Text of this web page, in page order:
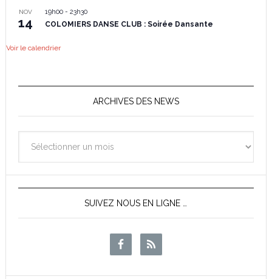
NOV
14
19h00- 23h30
COLOMIERS DANSE CLUB : Soirée Dansante
Voir le calendrier
ARCHIVES DES NEWS
des
News
SUIVEZ NOUS EN LIGNE …